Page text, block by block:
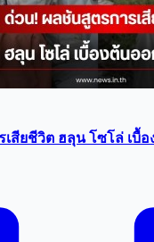
สียชีวิต ฮลุน โซโล่ เบื้